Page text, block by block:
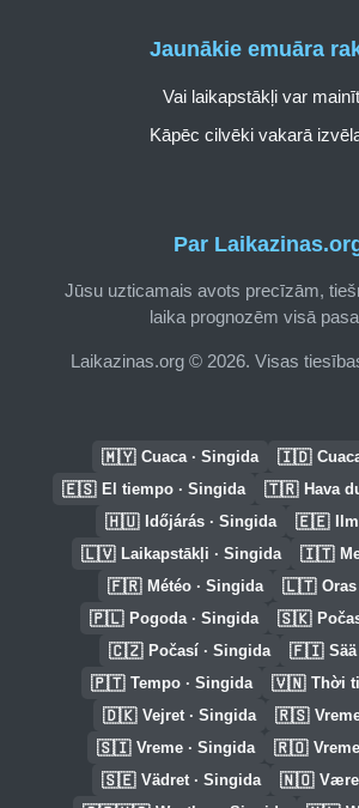
Par
Jūsu uzticamais avots precīzām,
laika prognozēm visā
Laikazinas.org © 2026. Visas
Jaunākie emuāra
Vai laikapstākļi var
Kāpēc cilvēki vakarā
🇲🇾 Cuaca · Singida 🇮🇩
🇪🇸 El tiempo · Singida 🇹🇷 Hava
🇭🇺 Időjárás · Singida 🇪🇪
🇱🇻 Laikapstākļi · Singida 🇮🇹
🇫🇷 Météo · Singida 🇱🇹
🇵🇱 Pogoda · Singida 🇸🇰
🇨🇿 Počasí · Singida 🇫🇮
🇵🇹 Tempo · Singida 🇻🇳 Thời
🇩🇰 Vejret · Singida 🇷🇸
🇸🇮 Vreme · Singida 🇷🇴
🇸🇪 Vädret · Singida 🇳🇴